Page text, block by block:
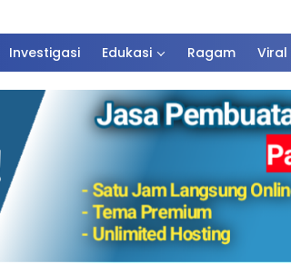
Investigasi Edukasi Ragam Viral